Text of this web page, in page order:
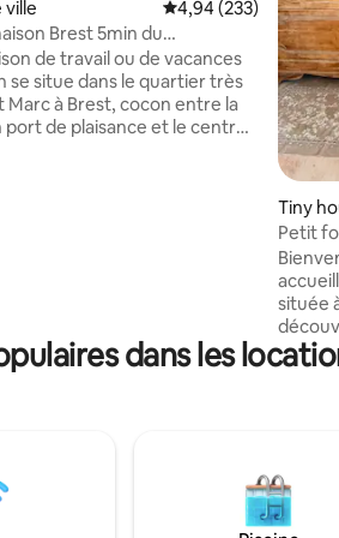
ville Évaluation moyenne
4,94 (233)
Brest 5min du
de la mer
de travail ou de vacances
Brest, cocon entre la
port de plaisance et le centre-
Tiny
Petit
située
le
profiter
cadre idéal, à proximité
et des
dans les